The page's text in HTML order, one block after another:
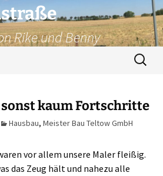
Rike und Benny
Suchen
nach:
sonst kaum Fortschritte
Hausbau, Meister Bau Teltow GmbH
vor allem unsere Maler fleißig.
das Zeug hält und nahezu alle